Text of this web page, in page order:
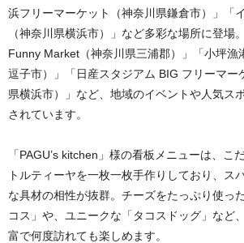
浜フリーマーケット（神奈川県鎌倉市）」「
（神奈川県横浜市）」など多彩な場所に登場
Funny Market（神奈川県三浦郡）」「小坪
逗子市）」「日産スタジアム BIG フリーマー
県横浜市）」など、地域のイベントや人気ス
されています。
「PAGU’s kitchen」様の看板メニューは、こ
トルティーヤを一枚一枚手作りしており、ス
な具材の相性が抜群。チーズをたっぷり使っ
コス」や、ユニークな「タコスドッグ」など
富で何度訪れても楽しめます。